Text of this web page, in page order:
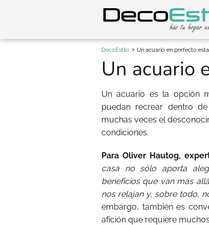
DecoEstilo Un acuario en perfecto
Un acuario
Un acuario es la opción
puedan recrear dentro
muchas veces el
condiciones.
Para Oliver Hautog,
casa no sólo aporta
beneficios que van más
nos relajan y, sobre todo,
embargo, también es
afición que requiere muchos